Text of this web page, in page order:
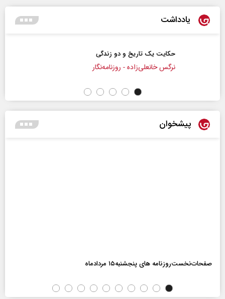
یادداشت
حکایت یک تاریخ و دو زندگی
نرگس خانعلی‌زاده - روزنامه‌نگار
پیشخوان
صفحات‌نخست‌روزنامه ها‌ی پنجشنبه‌۱۵ مردادماه